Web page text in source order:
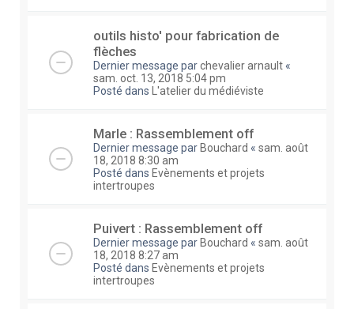
outils histo' pour fabrication de
flèches
Dernier message parchevalier arnault «
sam. oct. 13, 2018 5:04 pm
Posté dans
L'atelier du médiéviste
Marle : Rassemblement off
Dernier message par Bouchard « sam. août
18, 2018 8:30 am
Posté dans Evènements et projets
intertroupes
Puivert : Rassemblement off
Dernier message par Bouchard « sam. août
18, 2018 8:27 am
Posté dans Evènements et projets
intertroupes